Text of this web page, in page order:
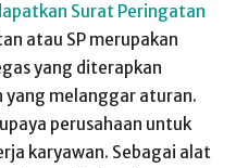
Surat Peringatan
atau SP merupakan
yang diterapkan
yang melanggar aturan.
perusahaan untuk
karyawan. Sebagai alat